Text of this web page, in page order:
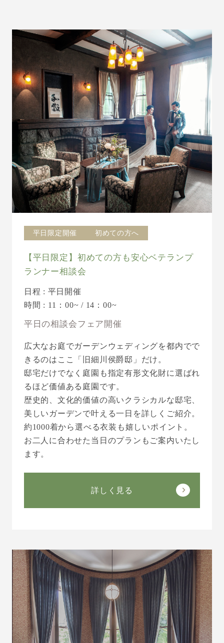
平日限定開催 初めての方へ
【平日限定】初めての方も安心ベテランプ
ランナー相談会
日程 : 平日開催
時間 : 11：00~ / 14：00~
平日の相談会フェア開催
広大なお庭でガーデンウェディングを都内でで
きるのはここ「旧細川侯爵邸」だけ。
邸宅だけでなく庭園も指定有形文化財に選ばれ
るほど価値ある庭園です。
歴史的、文化的価値の高いクラシカルな邸宅、
美しいガーデンで叶える一日を詳しくご紹介。
約1000着から選べる衣装も嬉しいポイント。
お二人に合わせた当日のプランもご案内いたし
ます。
詳しく見る